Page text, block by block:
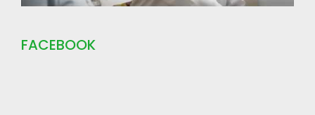
FACEBOOK